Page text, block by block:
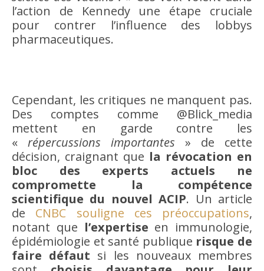
l’action de Kennedy une étape cruciale
pour contrer l’influence des lobbys
pharmaceutiques.
Cependant, les critiques ne manquent pas.
Des comptes comme @Blick_media
mettent en garde contre les
« répercussions importantes » de cette
décision, craignant que la révocation en
bloc des experts actuels ne
compromette la compétence
scientifique du nouvel ACIP. Un article
de CNBC souligne ces préoccupations,
notant que l’expertise en immunologie,
épidémiologie et santé publique risque de
faire défaut si les nouveaux membres